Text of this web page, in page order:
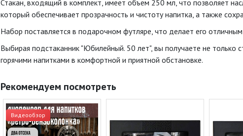
Стакан, входящий в комплект, имеет объем 250 мл, что позволяет
который обеспечивает прозрачность и чистоту напитка, а также
Набор поставляется в подарочном футляре, что делает его
Выбирая подстаканник "Юбилейный. 50 лет", вы получаете не только
горячими напитками в комфортной и приятной обстановке.
Рекомендуем посмотреть
Видеообзор